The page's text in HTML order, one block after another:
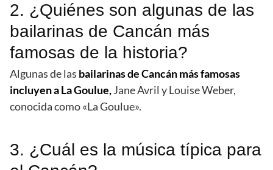
2. ¿Quiénes son algunas de las
bailarinas de Cancán más
famosas de la historia?
Algunas de las bailarinas de Cancán más famosas
incluyen a La Goulue,Jane Avril y Louise Weber,
conocida como «La Goulue».
3. ¿Cuál es la música típica para